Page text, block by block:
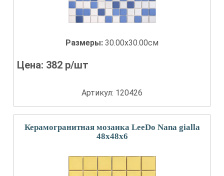
Размеры: 30.00x30.00см
Цена: 382 р/шт
Артикул: 120426
Керамогранитная мозаика LeeDo Nana gialla
48x48x6